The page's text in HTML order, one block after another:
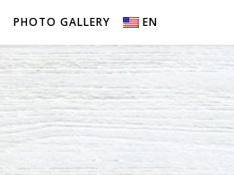
PHOTO GALLERY EN